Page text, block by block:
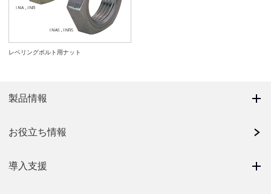
レベリングボルト用ナット
製品情報
お役立ち情報
導入支援